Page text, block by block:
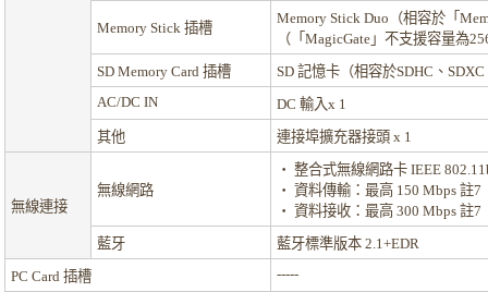
Memory Stick 插槽
Memory Stick Duo（相容於「
（「MagicGate」不支援容量為
SD Memory Card 插槽
SD 記憶卡（相容於SDHC、
AC/DC IN
DC 輸入x 1
其他
連接埠擴充器接頭 x 1
無線連接
無線網路
・ 整合式無線網路卡 IEEE
・ 資料傳輸：最高 150 Mbps 註7
・ 資料接收：最高 300 Mbps 註7
藍牙
藍牙標準版本 2.1+EDR
PC Card 插槽
-----